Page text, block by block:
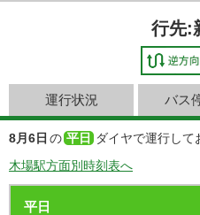
行先:
運行状況 バス
8月6日 の 平日
ダイヤで運行して
木場駅方面別時刻表へ